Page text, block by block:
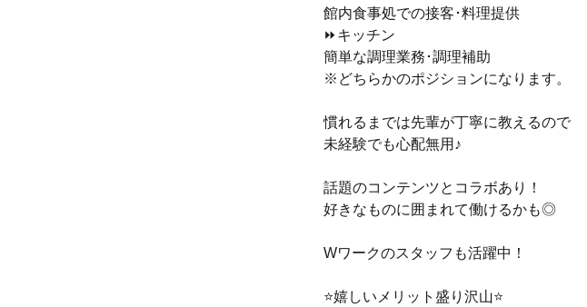
館内食事処での接客･料理提供
⏩キッチン
簡単な調理業務･調理補助
※どちらかのポジションになります。
慣れるまでは先輩が丁寧に教えるので
未経験でも心配無用♪
話題のコンテンツとコラボあり！
好きなものに囲まれて働けるかも◎
Wワークのスタッフも活躍中！
⭐嬉しいメリット盛り沢山⭐